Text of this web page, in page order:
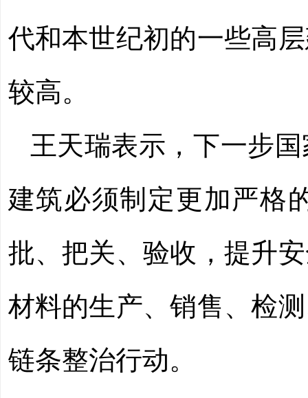
代和本世纪初的一些高
较高。
王天瑞表示，下一步
建筑必须制定更加严格
批、把关、验收，提升
材料的生产、销售、检
链条整治行动。